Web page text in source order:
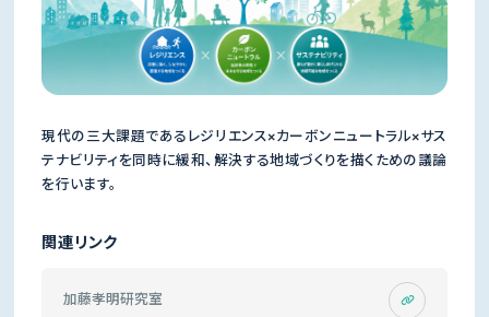
現代の三大課題であるレジリエンス×カーボンニュートラル×サス
テナビリティを同時に緩和、解決する地域づくりを描くための議論
を行います。
関連リンク
加藤孝明研究室